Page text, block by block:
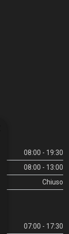
08:00 - 19:30
08:00 - 13:00
Chiuso
07:00 - 17:30